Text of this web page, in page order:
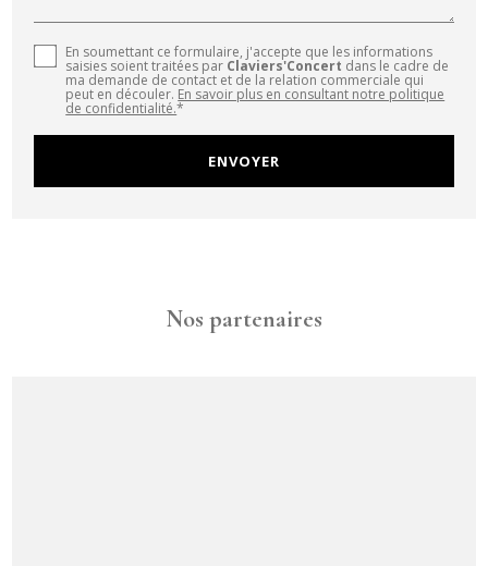
En soumettant ce formulaire, j'accepte que les informations
saisies soient traitées par Claviers'Concert dans le cadre de
ma demande de contact et de la relation commerciale qui
peut en découler. En savoir plus en consultant notre politique
de confidentialité.*
Nos partenaires